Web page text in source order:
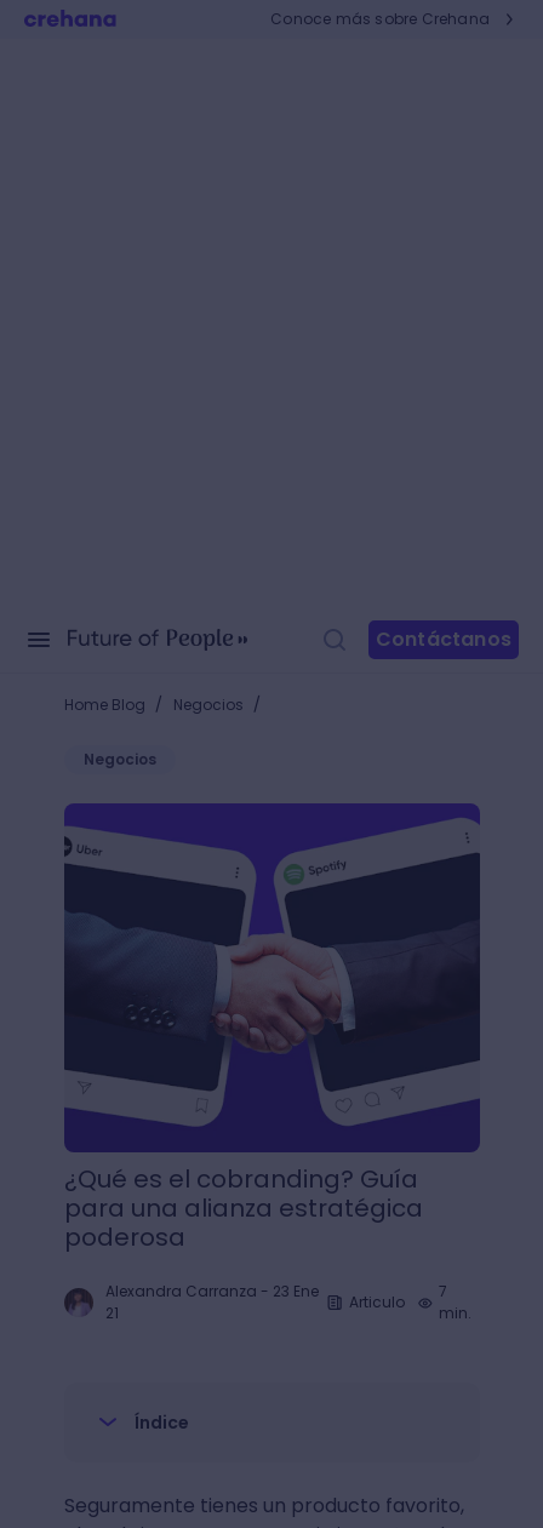
Conoce más sobre Crehana
Contáctanos
Home Blog / Negocios /
Negocios
¿Qué es el cobranding? Guía para una alianza
¿Qué es el cobranding? Guía
para una alianza estratégica
poderosa
Alexandra Carranza - 23 Ene
21
Articulo
7
min.
Índice
Seguramente tienes un producto favorito,